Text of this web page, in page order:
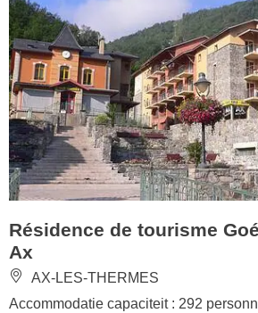
Résidence de tourisme
Ax
AX-LES-THERMES
Accommodatie capaciteit : 292